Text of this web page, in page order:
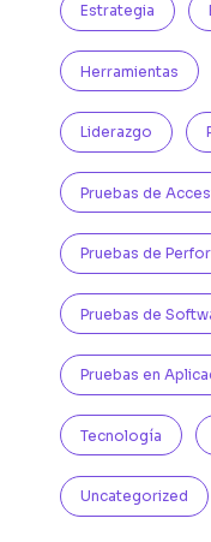
Estrategia
Herramientas
Liderazgo
Pruebas de
Pruebas de
Pruebas de
Pruebas en
Tecnología
Uncategorized